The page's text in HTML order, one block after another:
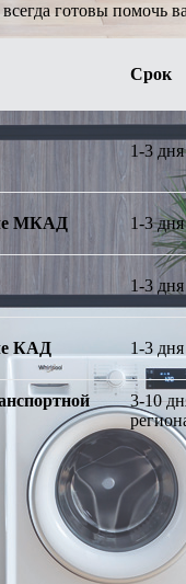
готовы помочь
Срок
1-3 дня
МКАД 1-3 дня
1-3 дня
КАД 1-3 дня
3-10